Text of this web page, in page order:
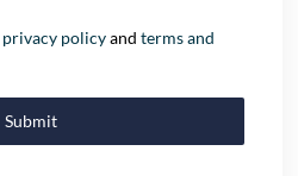
privacy policyandterms and
Submit